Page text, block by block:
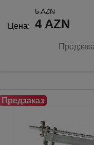
Цена:
5 AZN
4 AZN